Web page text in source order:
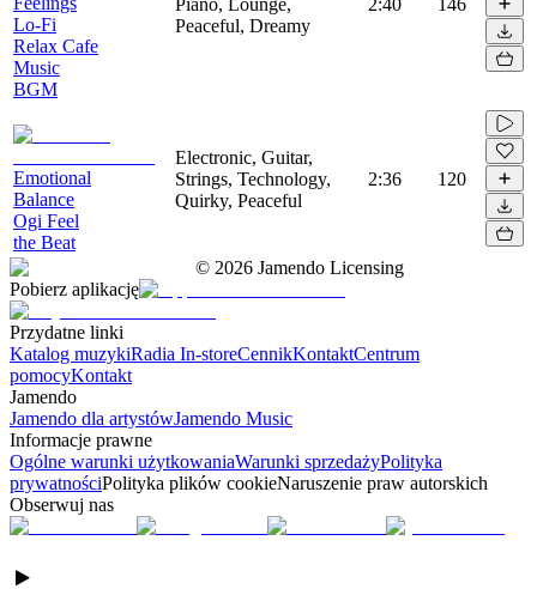
Lo-Fi
Relax Cafe
Music
BGM
Peaceful, Dreamy
Emotional
Balance
Ogi Feel
the Beat
Electronic, Guitar,
Strings, Technology,
Quirky, Peaceful
2:36 120
© 2026 Jamendo Licensing
Pobierz aplikację
Przydatne linki
Katalog muzykiRadia In-storeCennikKontaktCentrum
pomocyKontakt
Jamendo
Jamendo dla artystówJamendo Music
Informacje prawne
Ogólne warunki użytkowaniaWarunki sprzedażyPolityka
prywatnościPolityka plików cookieNaruszenie praw autorskich
Obserwuj nas